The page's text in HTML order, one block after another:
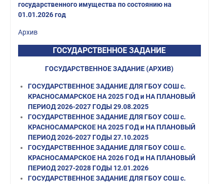
государственного имущества по состоянию на
01.01.2026 год
Архив
ГОСУДАРСТВЕННОЕ ЗАДАНИЕ
ГОСУДАРСТВЕННОЕ ЗАДАНИЕ (АРХИВ)
ГОСУДАРСТВЕННОЕ ЗАДАНИЕ ДЛЯ ГБОУ СОШ с.
КРАСНОСАМАРСКОЕ НА 2025 ГОД и НА ПЛАНОВЫЙ
ПЕРИОД 2026-2027 ГОДЫ 29.08.2025
ГОСУДАРСТВЕННОЕ ЗАДАНИЕ ДЛЯ ГБОУ СОШ с.
КРАСНОСАМАРСКОЕ НА 2025 ГОД и НА ПЛАНОВЫЙ
ПЕРИОД 2026-2027 ГОДЫ 27.10.2025
ГОСУДАРСТВЕННОЕ ЗАДАНИЕ ДЛЯ ГБОУ СОШ с.
КРАСНОСАМАРСКОЕ НА 2026 ГОД и НА ПЛАНОВЫЙ
ПЕРИОД 2027-2028 ГОДЫ 12.01.2026
ГОСУДАРСТВЕННОЕ ЗАДАНИЕ ДЛЯ ГБОУ СОШ с.